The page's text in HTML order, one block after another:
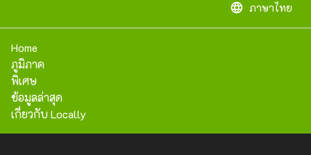
language ภาษาไทย
Home
ภูมิภาค
พิเศษ
ข้อมูลล่าสุด
เกี่ยวกับ Locally